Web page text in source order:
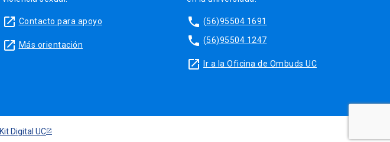
launch Contacto para apoyo
launch Más orientación
phone (56)95504 1691
phone (56)95504 1247
launch Ir a la Oficina de Ombuds UC
Kit Digital UC